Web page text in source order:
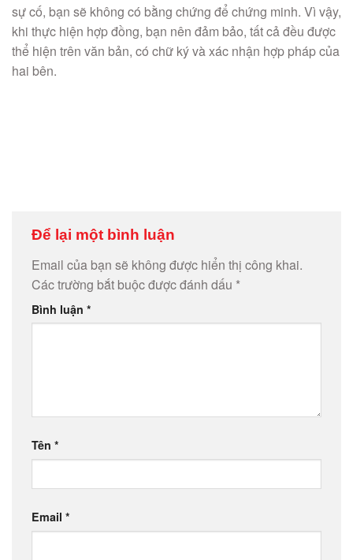
sự cố, bạn sẽ không có bằng chứng để chứng minh. Vì vậy,
khi thực hiện hợp đồng, bạn nên đảm bảo, tất cả đều được
thể hiện trên văn bản, có chữ ký và xác nhận hợp pháp của
hai bên.
Để lại một bình luận
Email của bạn sẽ không được hiển thị công khai.
Các trường bắt buộc được đánh dấu *
Bình luận *
Tên *
Email *